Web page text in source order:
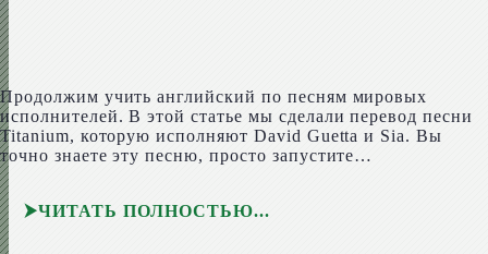
Продолжим учить английский по песням мировых
исполнителей. В этой статье мы сделали перевод песни
Tita­ni­um, которую исполняют David Guet­ta и Sia. Вы
точно знаете эту песню, просто запустите…
ЧИТАТЬ ПОЛНОСТЬЮ